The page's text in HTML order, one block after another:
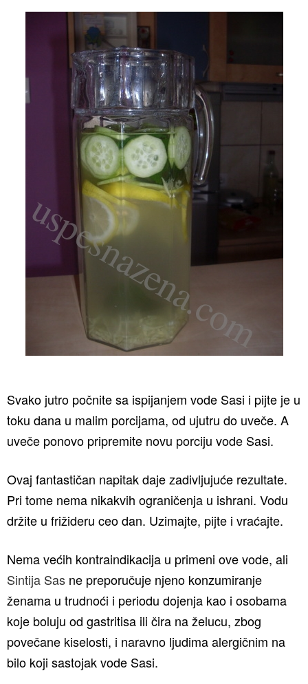
Svako jutro počnite sa ispijanjem vode Sasi i pijte je u
toku dana u malim porcijama, od ujutru do uveče. A
uveče ponovo pripremite novu porciju vode Sasi.
Ovaj fantastičan napitak daje zadivljujuće rezultate.
Pri tome nema nikakvih ograničenja u ishrani. Vodu
držite u frižideru ceo dan. Uzimajte, pijte i vraćajte.
Nema većih kontraindikacija u primeni ove vode, ali
Sintija Sas ne preporučuje njeno konzumiranje
ženama u trudnoći i periodu dojenja kao i osobama
koje boluju od gastritisa ili čira na želucu, zbog
povečane kiselosti, i naravno ljudima alergičnim na
bilo koji sastojak vode Sasi.